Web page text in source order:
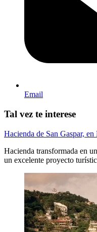
Email
Tal vez te interese
Hacienda de San Gaspar,
Hacienda transformada en
un excelente proyecto